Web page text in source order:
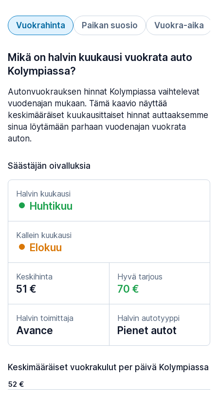
Vuokrahinta Paikan suosio Vuokra-aika
Mikä on halvin kuukausi vuokrata auto
Kolympiassa?
Autonvuokrauksen hinnat Kolympiassa vaihtelevat
vuodenajan mukaan. Tämä kaavio näyttää
keskimääräiset kuukausittaiset hinnat auttaaksemme
sinua löytämään parhaan vuodenajan vuokrata
auton.
Säästäjän oivalluksia
Halvin kuukausi
Huhtikuu
Kallein kuukausi
Elokuu
Keskihinta
51 €
Hyvä tarjous
70 €
Halvin toimittaja
Avance
Halvin autotyyppi
Pienet autot
Keskimääräiset vuokrakulut per päivä Kolympiassa
52 €